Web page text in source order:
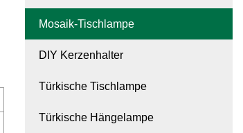
Mosaik-Tischlampe
DIY Kerzenhalter
Türkische Tischlampe
Türkische Hängelampe